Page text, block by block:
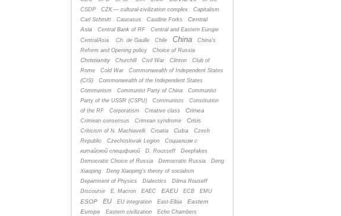
CSDP
CZК — cultural-zivilization complex
Capitalism
Carl Schmitt
Caucasus Caudine Forks
Central
Asia
Central Bank of RF
Central and Eastern Europe
CentralAsia.
Ch. de Gaulle Chile China
China's
Reform and Opening policy
Choice of Russia
Christianity Churchill Civil War Clinton
Club of
Rome
Cold War
Commonwealth of Independent States
(CIS)
Commonwealth of the Independent States
Communism
Communist Party of China
Communist
Party of the USSR (CSPU)
Communists
Constitution
of the RF
Corporatism Creative class Crimea
Crimean consensus Crimean syndrome Crisis
Criticism of N. Machiavelli Croatia Cuba
Czech
Republic
Czechoslovak Legion
Cоциализм с
китайской спецификой
D. Rousseff
Deepfakes
Democratic Choice of Russia
Democratic Russia
Deng
Xiaoping
Deng Xiaoping's theory of socialism
Department of Physics
Dialectics
Dilma Rouseff
Discourse
E. Macron EAEC EAEU ECB EMU
ESOP EU EU integration East-Elbia
Eastern
Europe
Eastern civilization
Echo Chambers